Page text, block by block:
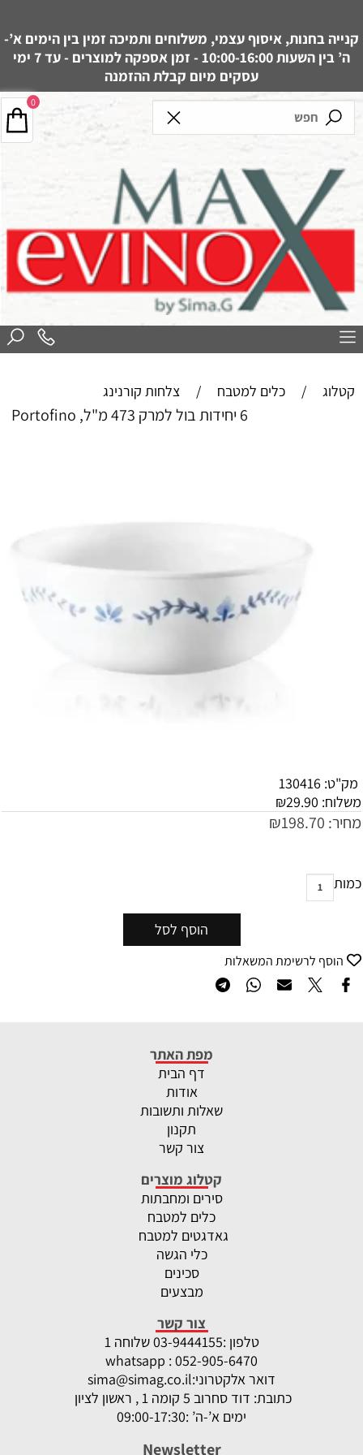
קנייה בחנות, איסוף עצמי, משלוחים ותמיכה זמין בין הימים א’-
ה’ בין השעות 10:00-16:00 - זמן אספקה למוצרים - עד 7 ימי
עסקים מיום קבלת ההזמנה
קטלוג / כלים למטבח / צלחות קורנינג
6 יחידות בול למרק 473 מ"ל, Portofino
מק"ט: 130416
משלוח:
₪29.90
מחיר: ₪198.70
כמות
הוסף לסל
הוסף לרשימת המשאלות
0
מפת האתר
דף הבית
אודות
שאלות ותשובות
תקנון
צור קשר
קטלוג מוצרים
סירים ומחבתות
כלים למטבח
גאדגטים למטבח
כלי הגשה
סכינים
מבצעים
צור קשר
טלפון :
03-9444155 שלוחה 1
whatsapp : 052-905-6470
דואר אלקטרוני:sima@simag.co.il
כתובת: דוד סחרוב 5 קומה 1 , ראשון לציון
ימים א’-ה’ :09:00-17:30
Newsletter